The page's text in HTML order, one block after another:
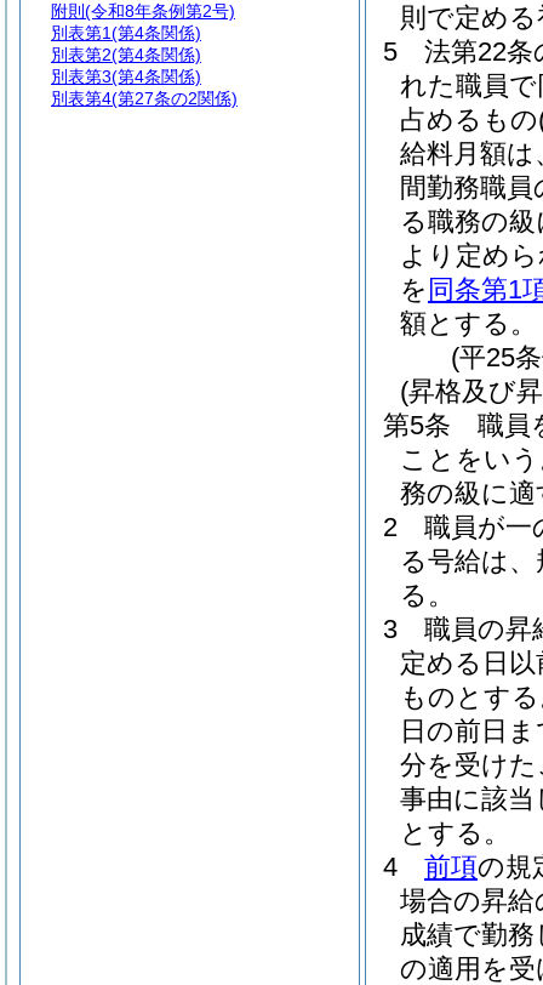
則で定め
5
法第22条
れた職員
占めるもの
給料月額
間勤務職
る職務の
より定め
を 同条第1
額とする。
(平25
(昇格及び
第5条
職員
ことをい
務の級に
2
職員が一
る号給は
る。
3
職員の昇
定める日
ものとす
日の前日
分を受け
事由に該
とする。
4
前項の規
場合の昇
成績で勤
の適用を
附則 (令和8年条例第2号)
別表第1(第4条関係)
別表第2(第4条関係)
別表第3(第4条関係)
別表第4(第27条の2関係)